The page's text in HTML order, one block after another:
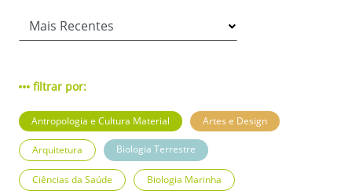
filtrar por:
Antropologia e Cultura Material Artes e Design
Arquitetura Biologia Terrestre
Ciências da Saúde Biologia Marinha